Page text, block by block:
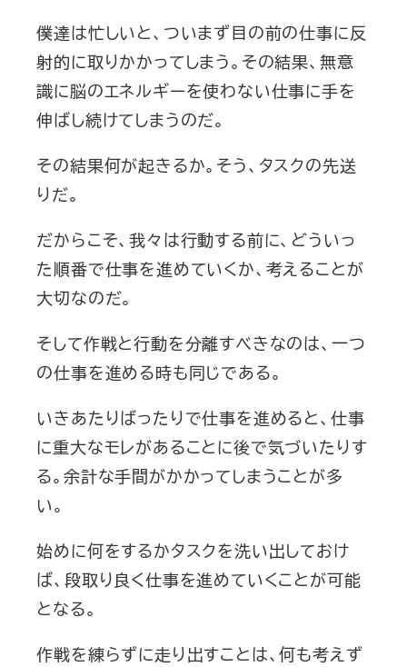
僕達は忙しいと、ついまず目の前の仕事に反
射的に取りかかってしまう。その結果、無意
識に脳のエネルギーを使わない仕事に手を
伸ばし続けてしまうのだ。
その結果何が起きるか。そう、タスクの先送
りだ。
だからこそ、我々は行動する前に、どういっ
た順番で仕事を進めていくか、考えることが
大切なのだ。
そして作戦と行動を分離すべきなのは、一つ
の仕事を進める時も同じである。
いきあたりばったりで仕事を進めると、仕事
に重大なモレがあることに後で気づいたりす
る。余計な手間がかかってしまうことが多
い。
始めに何をするかタスクを洗い出しておけ
ば、段取り良く仕事を進めていくことが可能
となる。
作戦を練らずに走り出すことは、何も考えず